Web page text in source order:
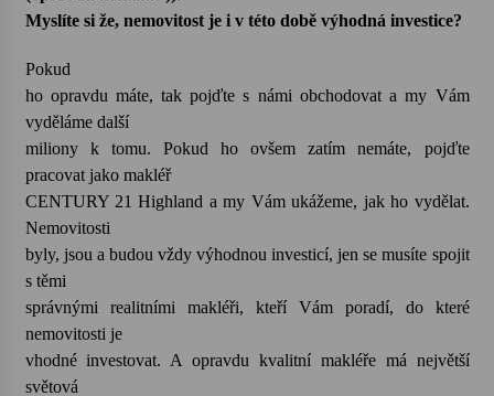
Myslíte si že, nemovitost je i v této době výhodná investice?
Pokud
ho opravdu máte, tak pojďte s námi obchodovat a my Vám
vyděláme další
miliony k tomu. Pokud ho ovšem zatím nemáte, pojďte
pracovat jako makléř
CENTURY 21 Highland a my Vám ukážeme, jak ho vydělat.
Nemovitosti
byly, jsou a budou vždy výhodnou investicí, jen se musíte spojit
s těmi
správnými realitními makléři, kteří Vám poradí, do které
nemovitosti je
vhodné investovat. A opravdu kvalitní makléře má největší
světová